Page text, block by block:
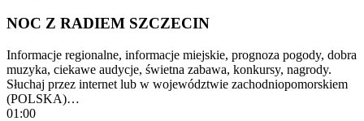
NOC Z RADIEM SZCZECIN
Informacje regionalne, informacje miejskie, prognoza pogody, dobra
muzyka, ciekawe audycje, świetna zabawa, konkursy, nagrody.
Słuchaj przez internet lub w województwie zachodniopomorskiem
(POLSKA)…
01:00